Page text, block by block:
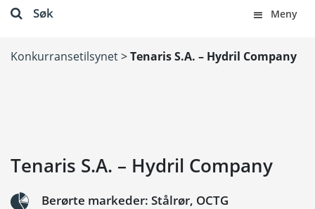
Søk Meny
Konkurransetilsynet>Tenaris S.A. – Hydril Company
Tenaris S.A. – Hydril Company
Berørte markeder: Stålrør, OCTG